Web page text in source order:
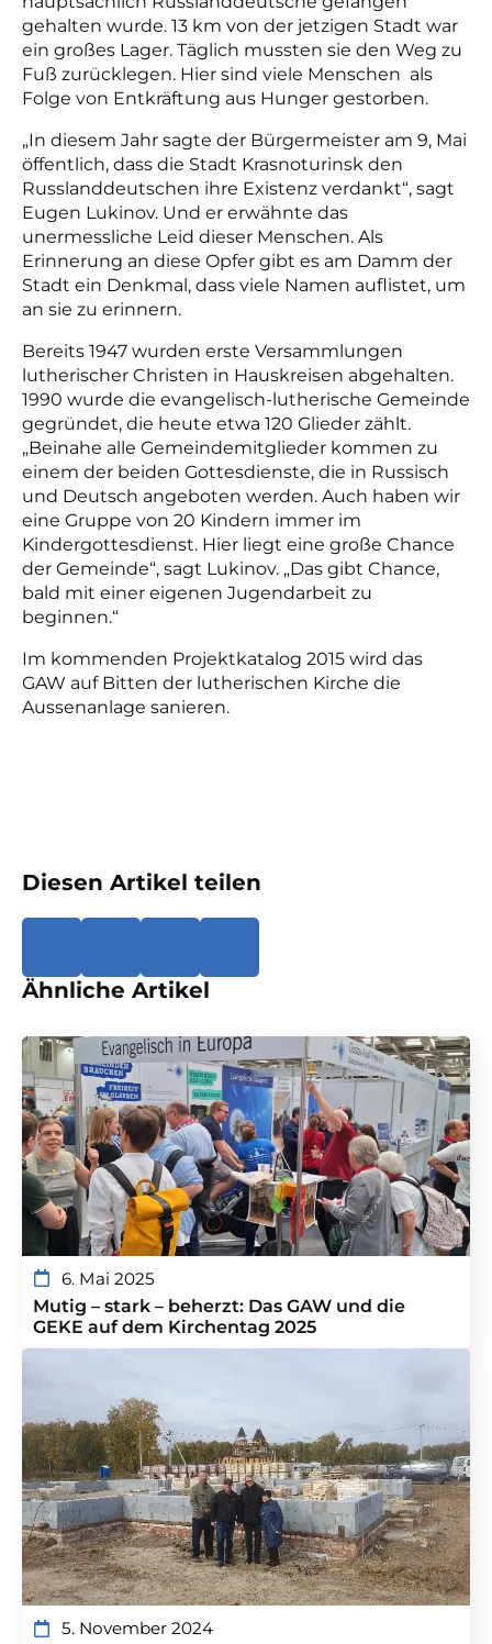
gehalten wurde. 13 km von der jetzigen Stadt war
ein großes Lager. Täglich mussten sie den Weg zu
Fuß zurücklegen. Hier sind viele Menschen als
Folge von Entkräftung aus Hunger gestorben.
„In diesem Jahr sagte der Bürgermeister am 9, Mai
öffentlich, dass die Stadt Krasnoturinsk den
Russlanddeutschen ihre Existenz verdankt“, sagt
Eugen Lukinov. Und er erwähnte das
unermessliche Leid dieser Menschen. Als
Erinnerung an diese Opfer gibt es am Damm der
Stadt ein Denkmal, dass viele Namen auflistet, um
an sie zu erinnern.
Bereits 1947 wurden erste Versammlungen
lutherischer Christen in Hauskreisen abgehalten.
1990 wurde die evangelisch-lutherische Gemeinde
gegründet, die heute etwa 120 Glieder zählt.
„Beinahe alle Gemeindemitglieder kommen zu
einem der beiden Gottesdienste, die in Russisch
und Deutsch angeboten werden. Auch haben wir
eine Gruppe von 20 Kindern immer im
Kindergottesdienst. Hier liegt eine große Chance
der Gemeinde“, sagt Lukinov. „Das gibt Chance,
bald mit einer eigenen Jugendarbeit zu
beginnen.“
Im kommenden Projektkatalog 2015 wird das
GAW auf Bitten der lutherischen Kirche die
Aussenanlage sanieren.
Diesen Artikel teilen
Ähnliche Artikel
6. Mai 2025
Mutig – stark – beherzt: Das GAW und die
GEKE auf dem Kirchentag 2025
5. November 2024